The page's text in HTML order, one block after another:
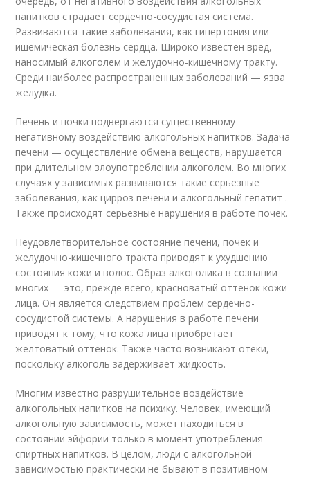
напитков страдает сердечно-сосудистая система.
Развиваются такие заболевания, как гипертония или
ишемическая болезнь сердца. Широко известен вред,
наносимый алкоголем и желудочно-кишечному тракту.
Среди наиболее распространенных заболеваний — язва
желудка.
Печень и почки подвергаются существенному
негативному воздействию алкогольных напитков. Задача
печени — осуществление обмена веществ, нарушается
при длительном злоупотреблении алкоголем. Во многих
случаях у зависимых развиваются такие серьезные
заболевания, как цирроз печени и алкогольный гепатит .
Также происходят серьезные нарушения в работе почек.
Неудовлетворительное состояние печени, почек и
желудочно-кишечного тракта приводят к ухудшению
состояния кожи и волос. Образ алкоголика в сознании
многих — это, прежде всего, красноватый оттенок кожи
лица. Он является следствием проблем сердечно-
сосудистой системы. А нарушения в работе печени
приводят к тому, что кожа лица приобретает
желтоватый оттенок. Также часто возникают отеки,
поскольку алкоголь задерживает жидкость.
Многим известно разрушительное воздействие
алкогольных напитков на психику. Человек, имеющий
алкогольную зависимость, может находиться в
состоянии эйфории только в момент употребления
спиртных напитков. В целом, люди с алкогольной
зависимостью практически не бывают в позитивном